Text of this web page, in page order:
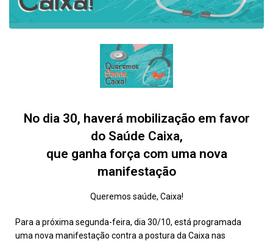
No dia 30, haverá mobilização em favor
do Saúde Caixa,
que ganha força com uma nova
manifestação
Queremos saúde, Caixa!
Para a próxima segunda-feira, dia 30/10, está programada
uma nova manifestação contra a postura da Caixa nas